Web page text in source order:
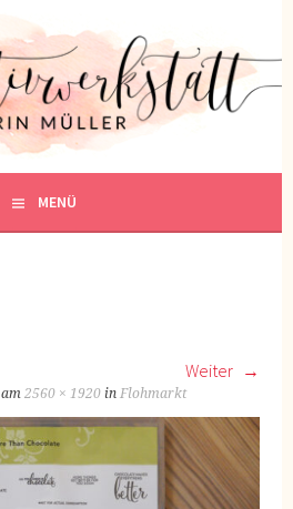
MENÜ
Weiter
am2560 × 1920 inFlohmarkt